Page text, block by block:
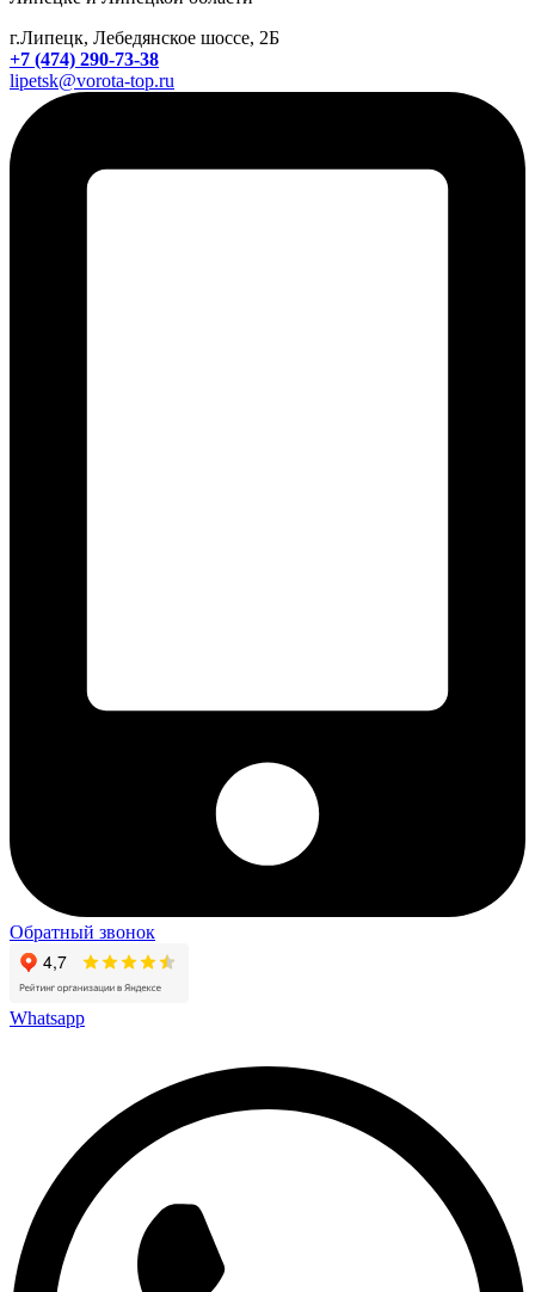
г.Липецк, Лебедянское шоссе, 2Б
+7 (474) 290-73-38
lipetsk@vorota-top.ru
Обратный звонок
Whatsapp